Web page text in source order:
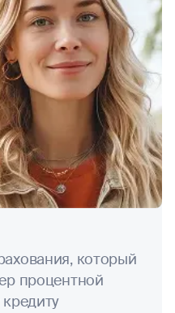
который
процентной